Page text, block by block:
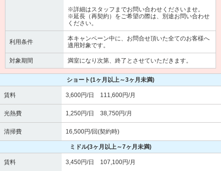
※詳細はスタッフまでお問い合わせくださいませ。
※延長（再契約）をご希望の際は、別途お問い合わせ
ください。
利用条件
本キャンペーン中に、お問合せ頂いた全てのお客様へ
適用対象です。
対象期間 満室になり次第、終了とさせていただきます。
ショート(1ヶ月以上～3ヶ月未満)
賃料 3,600円/日 111,600円/月
光熱費 1,250円/日 38,750円/月
清掃費 16,500円/回(契約時)
ミドル(3ヶ月以上～7ヶ月未満)
賃料 3,450円/日 107,100円/月